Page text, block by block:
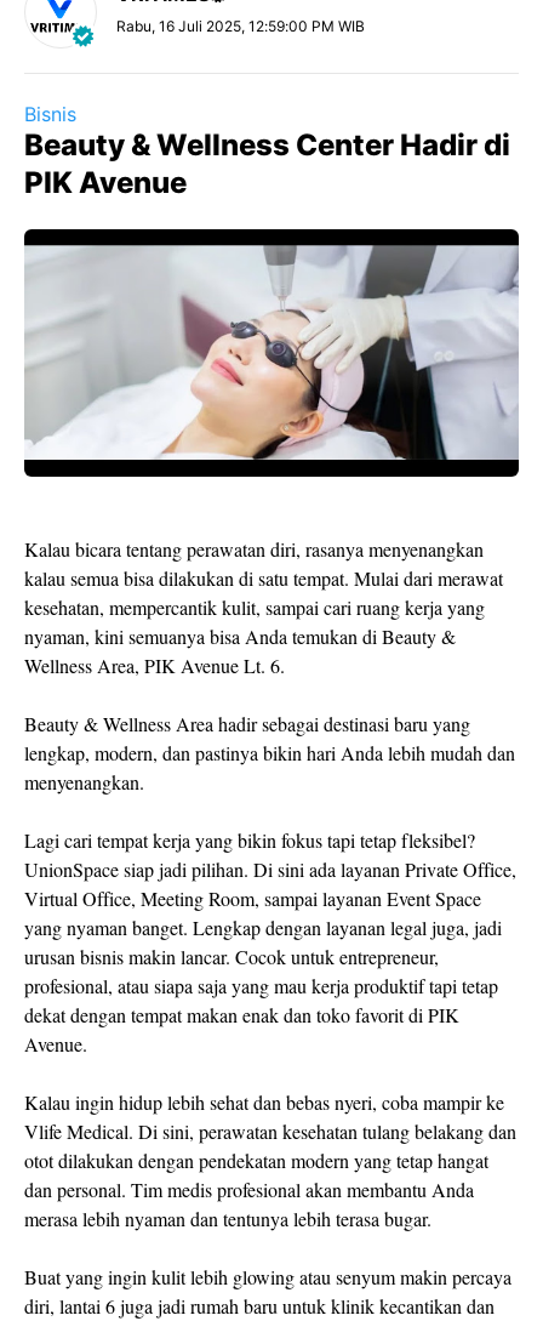
Rabu, 16 Juli 2025, 12:59:00 PM WIB
Bisnis
Beauty & Wellness Center Hadir di
PIK Avenue
Kalau bicara tentang perawatan diri, rasanya menyenangkan
kalau semua bisa dilakukan di satu tempat. Mulai dari merawat
kesehatan, mempercantik kulit, sampai cari ruang kerja yang
nyaman, kini semuanya bisa Anda temukan di Beauty &
Wellness Area, PIK Avenue Lt. 6.
Beauty & Wellness Area hadir sebagai destinasi baru yang
lengkap, modern, dan pastinya bikin hari Anda lebih mudah dan
menyenangkan.
Lagi cari tempat kerja yang bikin fokus tapi tetap fleksibel?
UnionSpace siap jadi pilihan. Di sini ada layanan Private Office,
Virtual Office, Meeting Room, sampai layanan Event Space
yang nyaman banget. Lengkap dengan layanan legal juga, jadi
urusan bisnis makin lancar. Cocok untuk entrepreneur,
profesional, atau siapa saja yang mau kerja produktif tapi tetap
dekat dengan tempat makan enak dan toko favorit di PIK
Avenue.
Kalau ingin hidup lebih sehat dan bebas nyeri, coba mampir ke
Vlife Medical. Di sini, perawatan kesehatan tulang belakang dan
otot dilakukan dengan pendekatan modern yang tetap hangat
dan personal. Tim medis profesional akan membantu Anda
merasa lebih nyaman dan tentunya lebih terasa bugar.
Buat yang ingin kulit lebih glowing atau senyum makin percaya
diri, lantai 6 juga jadi rumah baru untuk klinik kecantikan dan